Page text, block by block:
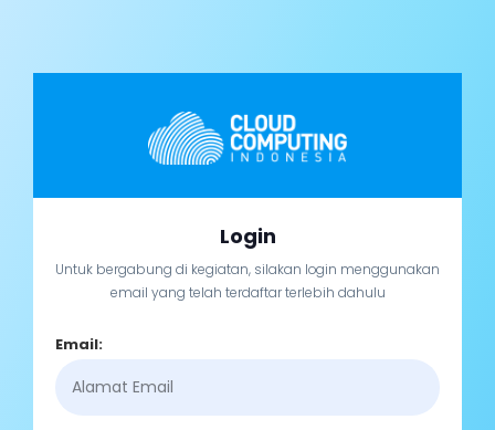
Login
Untuk bergabung di kegiatan, silakan login menggunakan
email yang telah terdaftar terlebih dahulu
Email: